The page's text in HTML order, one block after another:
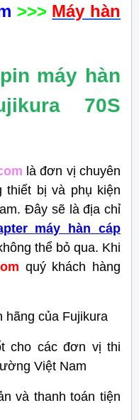
>>> Máy hàn
máy hàn
70S
là đơn vị chuyên
thiết bị và phụ kiện
Đây sẽ là địa chỉ
máy hàn cáp
thể bỏ qua. Khi
quý khách hàng
hãng của Fujikura
cho các đơn vị thi
Việt Nam
và thanh toán tiện